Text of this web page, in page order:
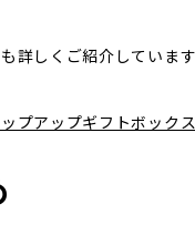
詳しくご紹介していま
プアップギフトボックス